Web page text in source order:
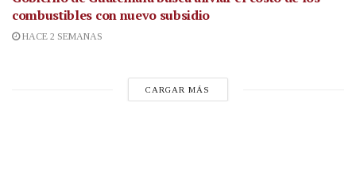
combustibles con nuevo subsidio
HACE 2 SEMANAS
CARGAR MÁS